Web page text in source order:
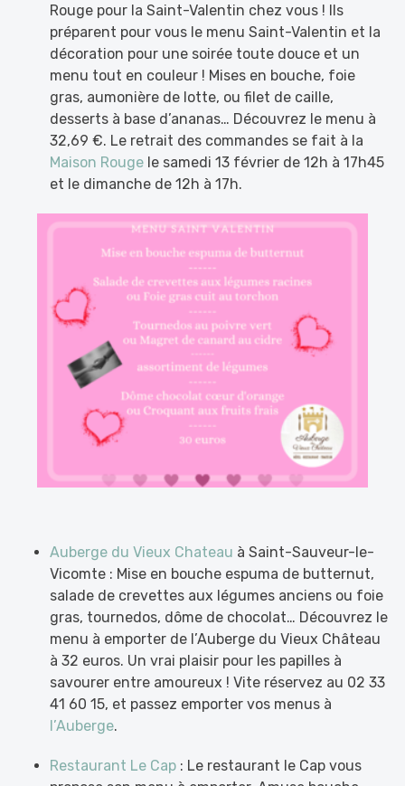
Rouge pour la Saint-Valentin chez vous ! Ils
préparent pour vous le menu Saint-Valentin et la
décoration pour une soirée toute douce et un
menu tout en couleur ! Mises en bouche, foie
gras, aumonière de lotte, ou filet de caille,
desserts à base d’ananas… Découvrez le menu à
32,69 €. Le retrait des commandes se fait à la
Maison Rouge le samedi 13 février de 12h à 17h45
et le dimanche de 12h à 17h.
Auberge du Vieux Chateau à Saint-Sauveur-le-
Vicomte : Mise en bouche espuma de butternut,
salade de crevettes aux légumes anciens ou foie
gras, tournedos, dôme de chocolat… Découvrez le
menu à emporter de l’Auberge du Vieux Château
à 32 euros. Un vrai plaisir pour les papilles à
savourer entre amoureux ! Vite réservez au 02 33
41 60 15, et passez emporter vos menus à
l’Auberge.
Restaurant Le Cap : Le restaurant le Cap vous